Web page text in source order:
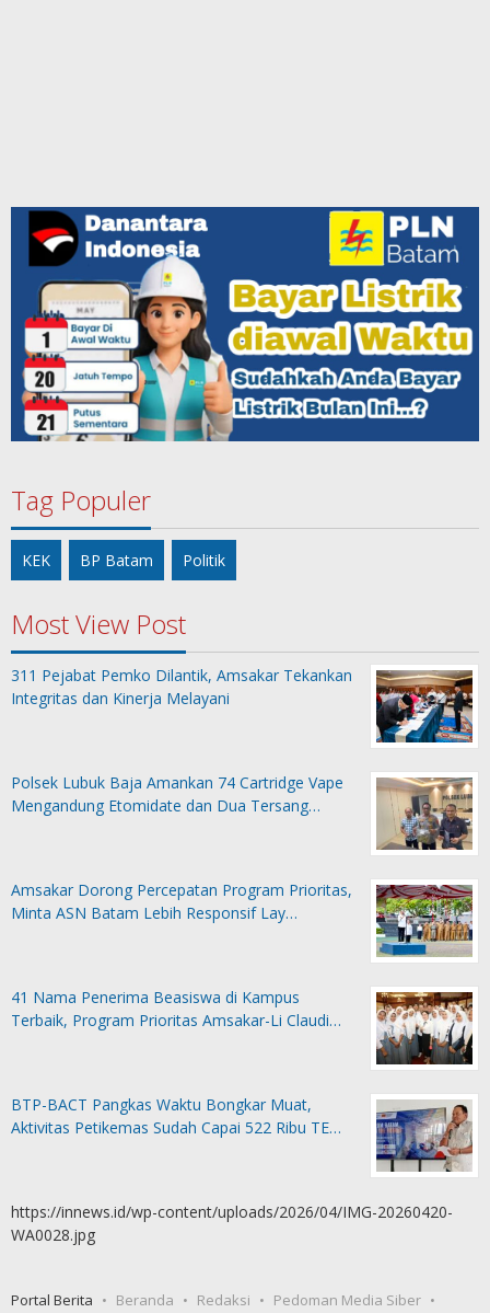
Tag Populer
KEK BP Batam Politik
Most View Post
311 Pejabat Pemko Dilantik, Amsakar Tekankan
Integritas dan Kinerja Melayani
Polsek Lubuk Baja Amankan 74 Cartridge Vape
Mengandung Etomidate dan Dua Tersang…
Amsakar Dorong Percepatan Program Prioritas,
Minta ASN Batam Lebih Responsif Lay…
41 Nama Penerima Beasiswa di Kampus
Terbaik, Program Prioritas Amsakar-Li Claudi…
BTP-BACT Pangkas Waktu Bongkar Muat,
Aktivitas Petikemas Sudah Capai 522 Ribu TE…
https://innews.id/wp-content/uploads/2026/04/IMG-20260420-
WA0028.jpg
Portal Berita Beranda Redaksi
Pedoman Media Siber